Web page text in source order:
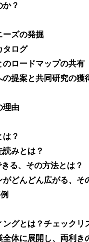
？
ズの発掘
タログ
ロードマップの共有
提案と共同研究の獲
理由
？
みとは？
る、その方法とは？
がどんどん広がる、そ
ングとは？チェックリ
体に展開し、両利き